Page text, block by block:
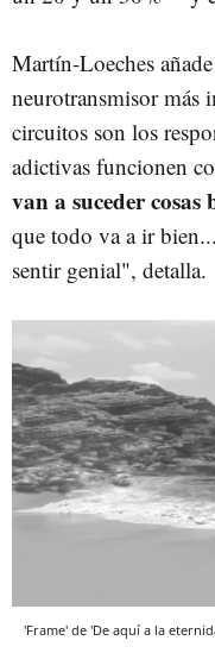
Martín-Loeches
neurotransmisor más
circuitos son los
adictivas funcionen
van a suceder
que todo va a ir
sentir genial", detalla.
'Frame' de 'De aquí a la